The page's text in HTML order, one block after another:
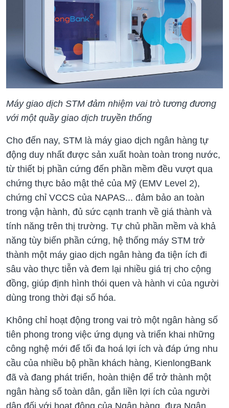
Máy giao dịch STM đảm nhiệm vai trò tương đương
với một quầy giao dịch truyền thống
Cho đến nay, STM là máy giao dịch ngân hàng tự
động duy nhất được sản xuất hoàn toàn trong nước,
từ thiết bị phần cứng đến phần mềm đều vượt qua
chứng thực bảo mật thẻ của Mỹ (EMV Level 2),
chứng chỉ VCCS của NAPAS... đảm bảo an toàn
trong vận hành, đủ sức cạnh tranh về giá thành và
tính năng trên thị trường. Tự chủ phần mềm và khả
năng tùy biến phần cứng, hệ thống máy STM trở
thành một máy giao dịch ngân hàng đa tiện ích đi
sâu vào thực tiễn và đem lại nhiều giá trị cho cộng
đồng, giúp định hình thói quen và hành vi của người
dùng trong thời đại số hóa.
Không chỉ hoạt động trong vai trò một ngân hàng số
tiên phong trong việc ứng dụng và triển khai những
công nghệ mới để tối đa hoá lợi ích và đáp ứng nhu
cầu của nhiều bộ phần khách hàng, KienlongBank
đã và đang phát triển, hoàn thiện để trở thành một
ngân hàng số toàn dân, gắn liền lợi ích của người